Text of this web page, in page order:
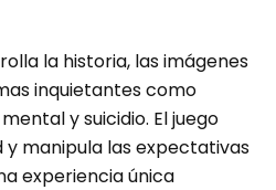
la historia, las imágenes
inquietantes como
y suicidio. El juego
manipula las expectativas
experiencia única